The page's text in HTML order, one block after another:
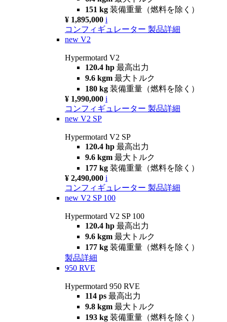
151 kg 装備重量（燃料を除く）
¥ 1,895,000 i
コンフィギュレーター 製品詳細
new V2
Hypermotard V2
120.4 hp 最高出力
9.6 kgm 最大トルク
180 kg 装備重量（燃料を除く）
¥ 1,990,000 i
コンフィギュレーター 製品詳細
new V2 SP
Hypermotard V2 SP
120.4 hp 最高出力
9.6 kgm 最大トルク
177 kg 装備重量（燃料を除く）
¥ 2,490,000 i
コンフィギュレーター 製品詳細
new V2 SP 100
Hypermotard V2 SP 100
120.4 hp 最高出力
9.6 kgm 最大トルク
177 kg 装備重量（燃料を除く）
製品詳細
950 RVE
Hypermotard 950 RVE
114 ps 最高出力
9.8 kgm 最大トルク
193 kg 装備重量（燃料を除く）